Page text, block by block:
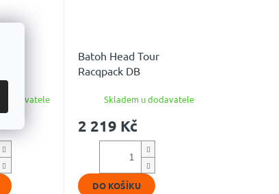
dodavatele
Batoh Head Tour
Racqpack DB
Skladem u dodavatele
2 219 Kč
DO KOŠÍKU